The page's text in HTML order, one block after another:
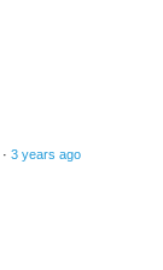
· 3 years ago